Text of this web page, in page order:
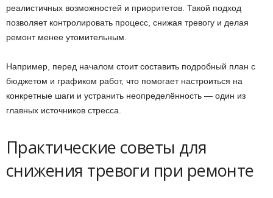
реалистичных возможностей и приоритетов. Такой подход
позволяет контролировать процесс, снижая тревогу и делая
ремонт менее утомительным.
Например, перед началом стоит составить подробный план с
бюджетом и графиком работ, что помогает настроиться на
конкретные шаги и устранить неопределённость — один из
главных источников стресса.
Практические советы для
снижения тревоги при ремонте